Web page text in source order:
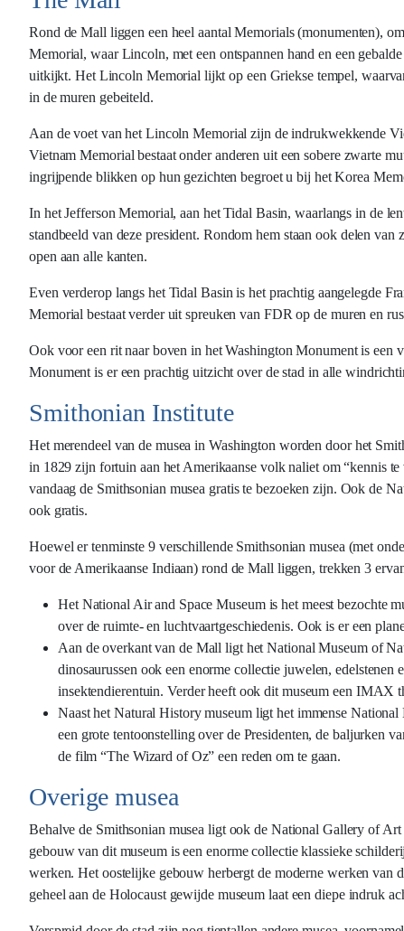
Rond de Mall liggen een heel aantal Memorials (monumenten),
Memorial, waar Lincoln, met een ontspannen hand en een
uitkijkt. Het Lincoln Memorial lijkt op een Griekse tempel,
in de muren gebeiteld.
Aan de voet van het Lincoln Memorial zijn de indrukwekkende
Vietnam Memorial bestaat onder anderen uit een sobere zwarte
ingrijpende blikken op hun gezichten begroet u bij het Korea
In het Jefferson Memorial, aan het Tidal Basin, waarlangs in de
standbeeld van deze president. Rondom hem staan ook delen
open aan alle kanten.
Even verderop langs het Tidal Basin is het prachtig aangelegde
Memorial bestaat verder uit spreuken van FDR op de muren en
Ook voor een rit naar boven in het Washington Monument is een
Monument is er een prachtig uitzicht over de stad in alle
Smithonian Institute
Het merendeel van de musea in Washington worden door het
in 1829 zijn fortuin aan het Amerikaanse volk naliet om “kennis
vandaag de Smithsonian musea gratis te bezoeken zijn. Ook de
ook gratis.
Hoewel er tenminste 9 verschillende Smithsonian musea (met
voor de Amerikaanse Indiaan) rond de Mall liggen, trekken 3
Het National Air and Space Museum is het meest bezochte
over de ruimte- en luchtvaartgeschiedenis. Ook is er een
Aan de overkant van de Mall ligt het National Museum of
dinosaurussen ook een enorme collectie juwelen,
insektendierentuin. Verder heeft ook dit museum een IMAX
Naast het Natural History museum ligt het immense
een grote tentoonstelling over de Presidenten, de baljurken
de film “The Wizard of Oz” een reden om te gaan.
Overige musea
Behalve de Smithsonian musea ligt ook de National Gallery of
gebouw van dit museum is een enorme collectie klassieke
werken. Het oostelijke gebouw herbergt de moderne werken
geheel aan de Holocaust gewijde museum laat een diepe indruk